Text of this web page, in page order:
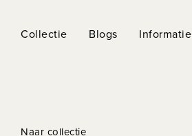
Collectie Blogs Informatie
Naar collectie